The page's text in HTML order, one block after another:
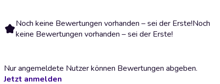
Noch keine Bewertungen vorhanden – sei der Erste!Noch
keine Bewertungen vorhanden – sei der Erste!
Nur angemeldete Nutzer können Bewertungen abgeben.
Jetzt anmelden